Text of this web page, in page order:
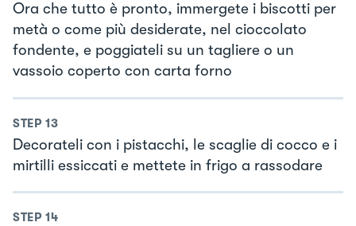
Ora che tutto è pronto, immergete i biscotti per
metà o come più desiderate, nel cioccolato
fondente, e poggiateli su un tagliere o un
vassoio coperto con carta forno
STEP 13
Decorateli con i pistacchi, le scaglie di cocco e i
mirtilli essiccati e mettete in frigo a rassodare
STEP 14